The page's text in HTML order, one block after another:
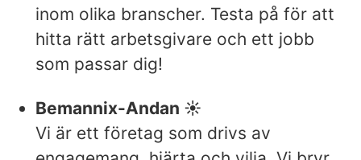
inom olika branscher. Testa på för att
hitta rätt arbetsgivare och ett jobb
som passar dig!
Bemannix-Andan ☀️
Vi är ett företag som drivs av